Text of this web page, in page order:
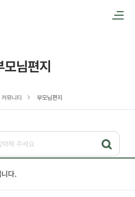
모님편지
커뮤니티 부모님편지
다.